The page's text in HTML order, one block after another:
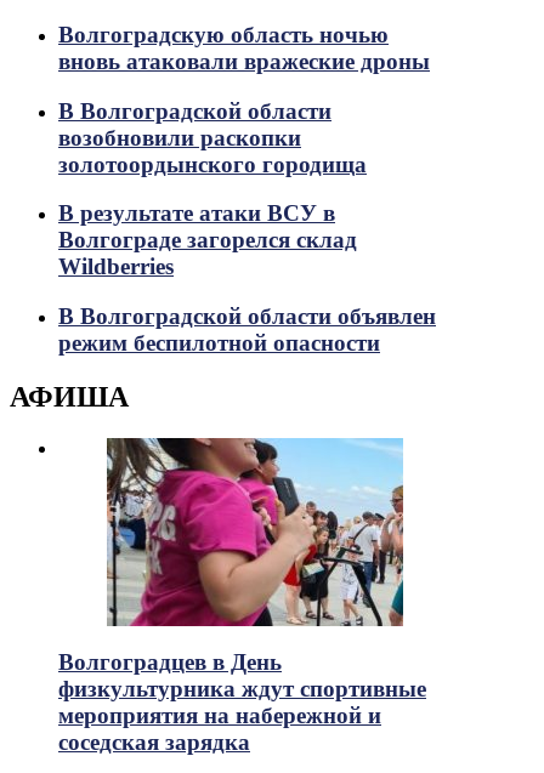
Волгоградскую область ночью
вновь атаковали вражеские дроны
В Волгоградской области
возобновили раскопки
золотоордынского городища
В результате атаки ВСУ в
Волгограде загорелся склад
Wildberries
В Волгоградской области объявлен
режим беспилотной опасности
АФИША
Волгоградцев в День
физкультурника ждут спортивные
мероприятия на набережной и
соседская зарядка